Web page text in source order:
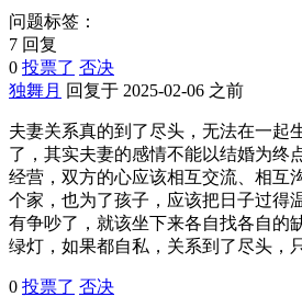
问题标签：
7 回复
0 投票了 否决
独舞月 回复于 2025-02-06 之前
夫妻关系真的到了尽头，无法在一起
了，其实夫妻的感情不能以结婚为终
经营，双方的心应该相互交流、相互
个家，也为了孩子，应该把日子过得
有争吵了，就该坐下来各自找各自的
绿灯，如果都自私，关系到了尽头，
0 投票了 否决